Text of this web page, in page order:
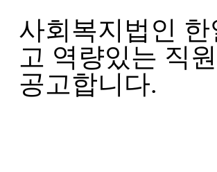
사회복지법인
고 역량있는 직
공고합니다.